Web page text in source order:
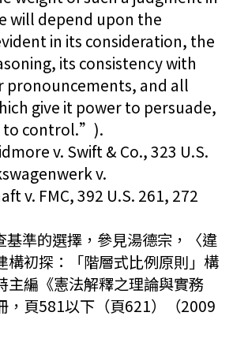
will depend upon the
in its consideration, the
its consistency with
pronouncements, and all
give it power to persuade,
to control.”).
v. Swift & Co., 323 U.S.
v.
v. FMC, 392 U.S. 261, 272
準的選擇，參見湯德宗，〈違
構初探：「階層式比例原則」構
主編《憲法解釋之理論與實務
，頁581以下（頁621）（2009